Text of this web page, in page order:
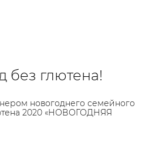
без глютена!
новогоднего семейного
2020 «НОВОГОДНЯЯ